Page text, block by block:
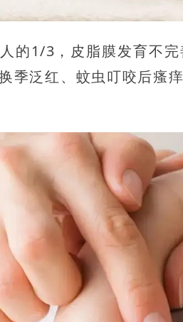
的1/3，皮脂膜发育不
季泛红、蚊虫叮咬后瘙